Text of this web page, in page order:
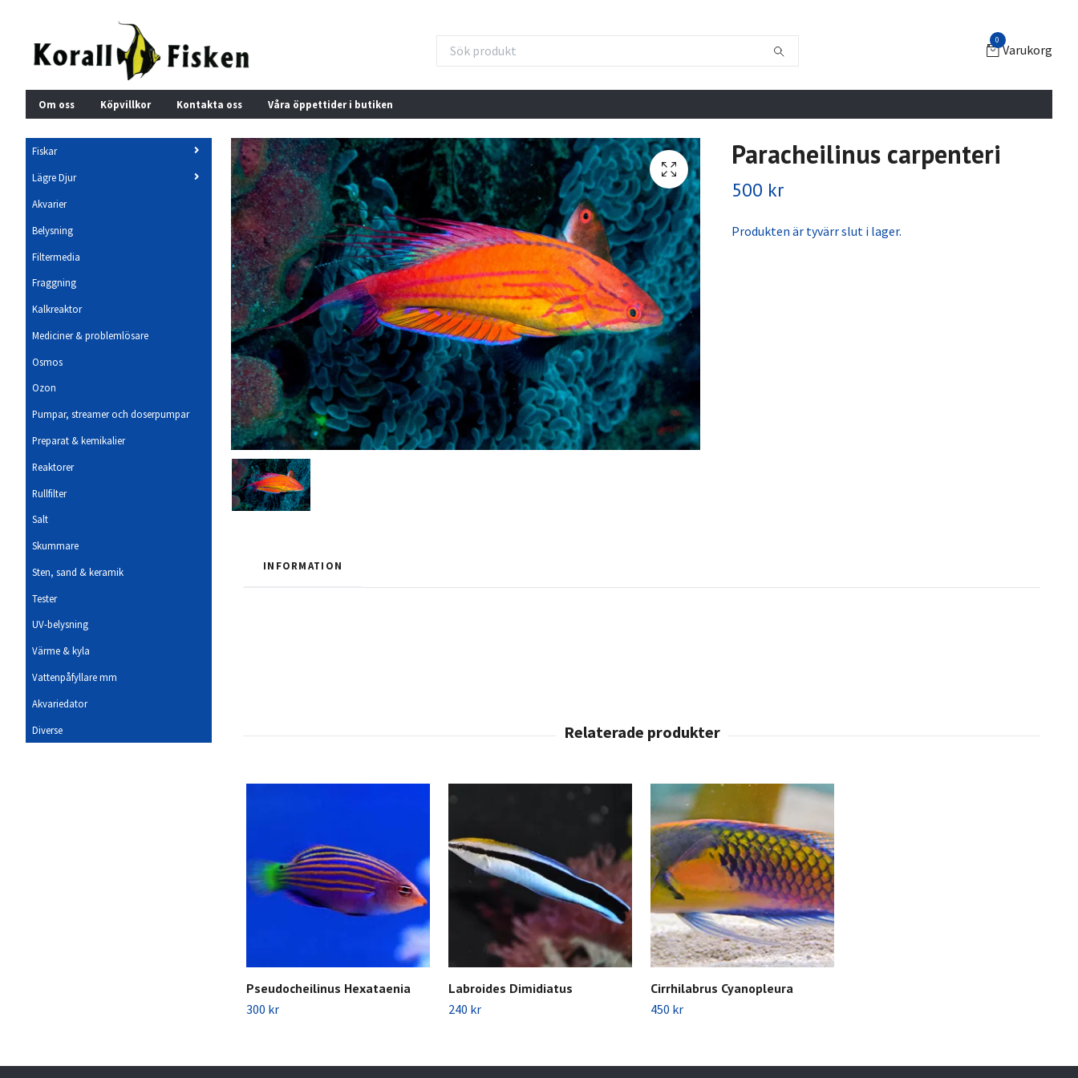
0
Varukorg
Om oss Köpvillkor Kontakta oss Våra öppettider i butiken
Fiskar
Lägre Djur
Akvarier
Belysning
Filtermedia
Fraggning
Kalkreaktor
Mediciner & problemlösare
Osmos
Ozon
Pumpar, streamer och doserpumpar
Preparat & kemikalier
Reaktorer
Rullfilter
Salt
Skummare
Sten, sand & keramik
Tester
UV-belysning
Värme & kyla
Vattenpåfyllare mm
Akvariedator
Diverse
Paracheilinus carpenteri
500 kr
Produkten är tyvärr slut i lager.
INFORMATION
Pseudocheilinus Hexataenia
300 kr
Labroides Dimidiatus
240 kr
Cirrhilabrus Cyanopleura
450 kr